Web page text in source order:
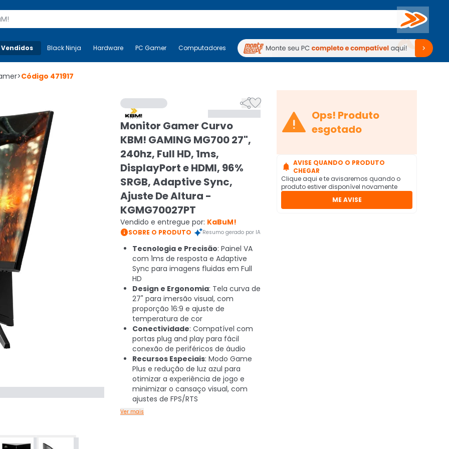
Buscar
Mais-v- Black Ninja Hardware PC Gamer Computadores Periféricos TV Venda no KaBuM!
Black Ninja Hardware PC Gamer Computadores Periféricos TV Venda no KaBuM!
>Código 471917

Monitor Gamer Curvo
KBM! GAMING MG700 27",
240hz, Full HD, 1ms,
DisplayPort e HDMI, 96%
SRGB, Adaptive Sync,
Ajuste De Altura -
KGMG70027PT
Vendido e entregue por: KaBuM!
SOBRE O PRODUTO Resumo gerado por IA
Tecnologia e Precisão: Painel VA
com 1ms de resposta e Adaptive
Sync para imagens fluidas em Full
HD
Design e Ergonomia: Tela curva de
27" para imersão visual, com
proporção 16:9 e ajuste de
temperatura de cor
Conectividade: Compatível com
portas plug and play para fácil
conexão de periféricos de áudio
Recursos Especiais: Modo Game
Plus e redução de luz azul para
otimizar a experiência de jogo e
minimizar o cansaço visual, com
ajustes de FPS/RTS
Ver mais
 Ops! Produto
esgotado
 AVISE QUANDO O PRODUTO
CHEGAR
Clique aqui e te avisaremos quando o
produto estiver disponível novamente
ME AVISE